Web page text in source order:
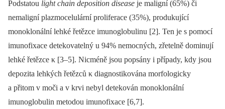
Podstatou light chain deposition disease je maligní (65%) či
nemaligní plazmocelulární proliferace (35%), produkující
monoklonální lehké řetězce imunoglobulinu [2]. Ten je s pomocí
imunofixace detekovatelný u 94% nemocných, zřetelně dominují
lehké řetězce κ [3–5]. Nicméně jsou popsány i případy, kdy jsou
depozita lehkých řetězců κ diagnostikována morfologicky
a přitom v moči a v krvi nebyl detekován monoklonální
imunoglobulin metodou imunofixace [6,7].